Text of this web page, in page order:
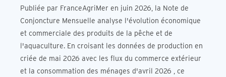
Publiée par FranceAgriMer en juin 2026, la Note de
Conjoncture Mensuelle analyse l'évolution économique
et commerciale des produits de la pêche et de
l'aquaculture. En croisant les données de production en
criée de mai 2026 avec les flux du commerce extérieur
et la consommation des ménages d'avril 2026 , ce